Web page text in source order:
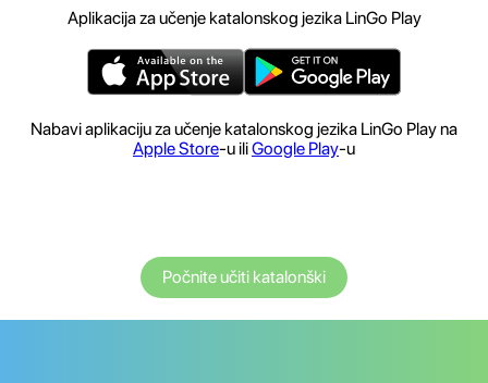
Aplikacija za učenje katalonskog jezika LinGo Play
Nabavi aplikaciju za učenje katalonskog jezika LinGo Play na
Apple Store-u iliGoogle Play-u
Počnite učiti katalonški